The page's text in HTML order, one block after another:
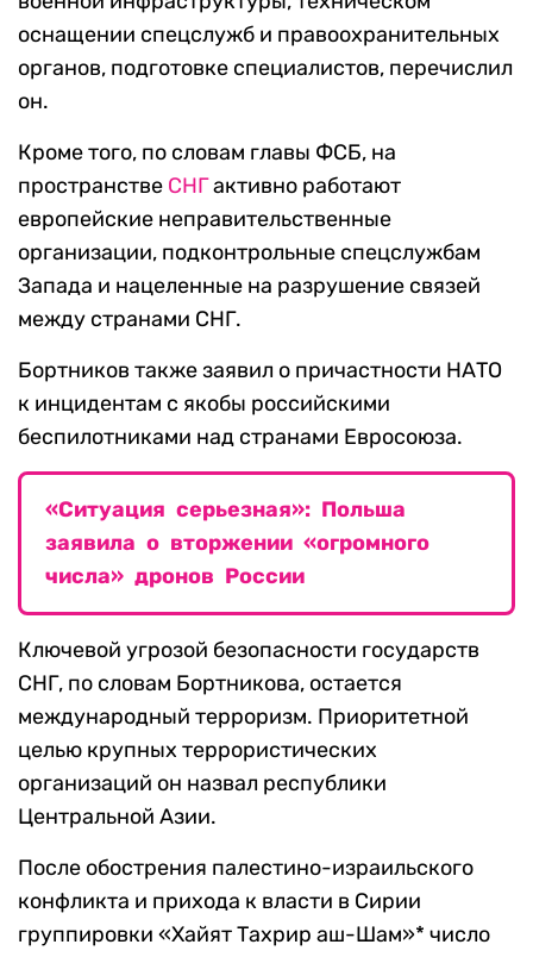
оснащении спецслужб и правоохранительных
органов, подготовке специалистов, перечислил
он.
Кроме того, по словам главы ФСБ, на
пространстве СНГактивно работают
европейские неправительственные
организации, подконтрольные спецслужбам
Запада и нацеленные на разрушение связей
между странами СНГ.
Бортников также заявил о причастности НАТО
к инцидентам с якобы российскими
беспилотниками над странами Евросоюза.
«Ситуация серьезная»: Польша
заявила о вторжении «огромного
числа» дронов России
Ключевой угрозой безопасности государств
СНГ, по словам Бортникова, остается
международный терроризм. Приоритетной
целью крупных террористических
организаций он назвал республики
Центральной Азии.
После обострения палестино-израильского
конфликта и прихода к власти в Сирии
группировки «Хайят Тахрир аш-Шам»* число